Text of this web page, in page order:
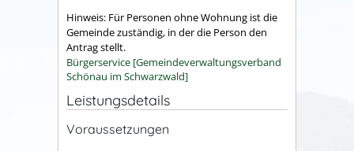
Hinweis: Für Personen ohne Wohnung ist die
Gemeinde zuständig, in der die Person den
Antrag stellt.
Bürgerservice [Gemeindeverwaltungsverband
Schönau im Schwarzwald]
Leistungsdetails
Voraussetzungen